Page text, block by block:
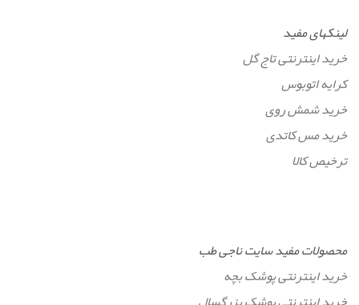
لینکهای مفید
خرید اینترنتی تاج گل
کرایه اتوبوس
خرید شمش روی
خرید مس کاتدی
ترخیص کالا
محصولات مفید سایت ناجی طب
خرید اینترنتی پوشک بچه